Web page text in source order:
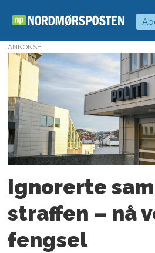
Tag:
ANNONSE
Ignorerte
straffen – nå
fengsel